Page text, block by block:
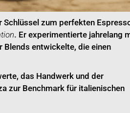
Schlüssel zum perfekten
. Er experimentierte jahrelang
Blends entwickelte, die einen
das Handwerk und der
zur Benchmark für italienischen